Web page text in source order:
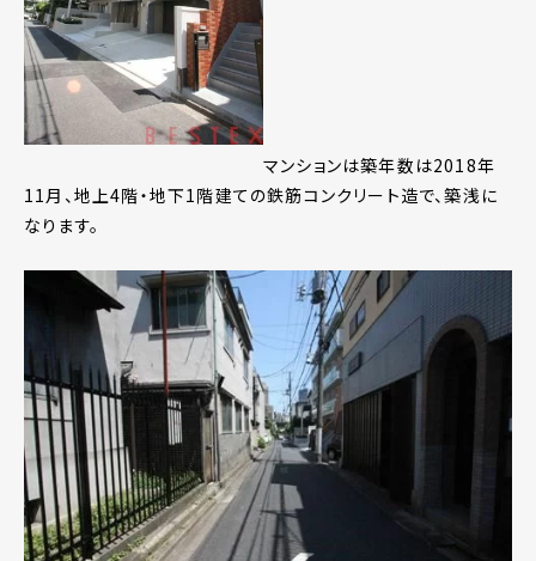
マンションは築年数は2018年
11月、地上4階・地下1階建ての鉄筋コンクリート造で、築浅に
なります。